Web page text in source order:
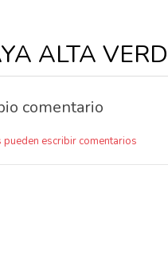
ALTA
comentario
escribir comentarios